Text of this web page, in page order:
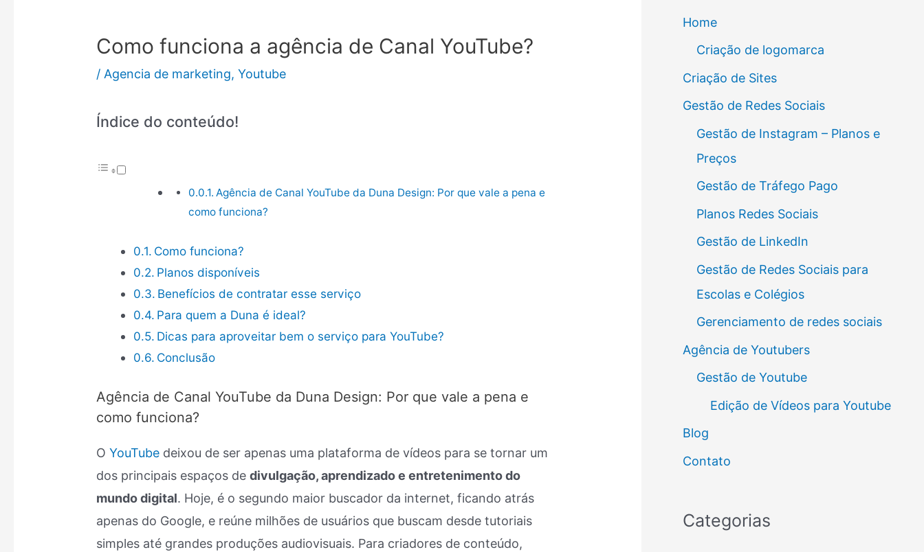
Como funciona a agência de Canal YouTube?
/ Agencia de marketing,Youtube
Índice do conteúdo!
Agência de Canal YouTube da Duna Design: Por que vale a pena e
como funciona?
Como funciona?
Planos disponíveis
Benefícios de contratar esse serviço
Para quem a Duna é ideal?
Dicas para aproveitar bem o serviço para YouTube?
Conclusão
Agência de Canal YouTube da Duna Design: Por que vale a pena e
como funciona?
OYouTube deixou de ser apenas uma plataforma de vídeos para se tornar um
dos principais espaços dedivulgação, aprendizado e entretenimento do
mundo digital. Hoje, é o segundo maior buscador da internet, ficando atrás
apenas do Google, e reúne milhões de usuários que buscam desde tutoriais
simples até grandes produções audiovisuais. Para criadores de conteúdo,
Home
Criação de logomarca
Criação de Sites
Gestão de Redes Sociais
Gestão de Instagram – Planos e
Preços
Gestão de Tráfego Pago
Planos Redes Sociais
Gestão de LinkedIn
Gestão de Redes Sociais para
Escolas e Colégios
Gerenciamento de redes sociais
Agência de Youtubers
Gestão de Youtube
Edição de Vídeos para Youtube
Blog
Contato
Categorias